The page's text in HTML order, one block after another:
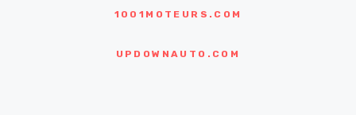
1001MOTEURS.COM
UPDOWNAUTO.COM